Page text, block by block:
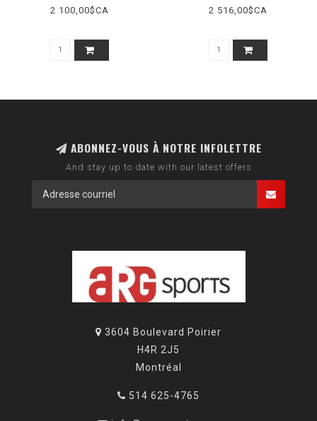
2 100,00$CA 2 516,00$CA
ABONNEZ-VOUS À NOTRE INFOLETTRE
And stay up to date with our latest offers
3604 Boulevard Poirier
H4R 2J5
Montréal
514 625-4765